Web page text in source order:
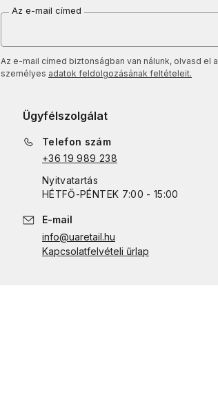
Az e-mail címed
Az e-mail címed biztonságban van nálunk, olvasd el a
személyes adatok feldolgozásának feltételeit.
Ügyfélszolgálat
Telefon szám
+36 19 989 238
Nyitvatartás
HÉTFŐ-PÉNTEK 7:00 - 15:00
E-mail
info@uaretail.hu
Kapcsolatfelvételi űrlap